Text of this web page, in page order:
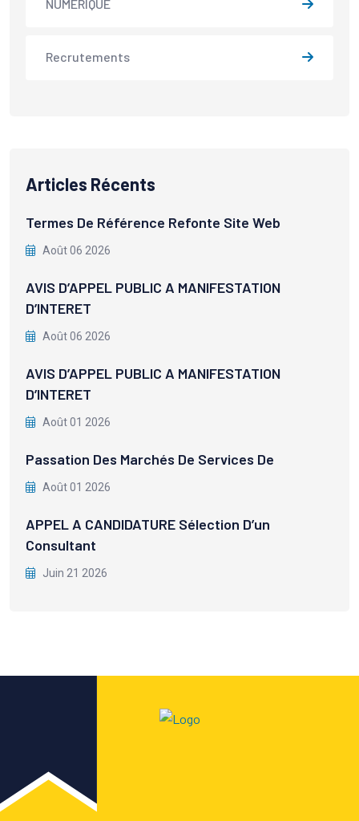
NUMÉRIQUE
Recrutements
Articles Récents
Termes De Référence Refonte Site Web
Août 06 2026
AVIS D’APPEL PUBLIC A MANIFESTATION
D’INTERET
Août 06 2026
AVIS D’APPEL PUBLIC A MANIFESTATION
D’INTERET
Août 01 2026
Passation Des Marchés De Services De
Août 01 2026
APPEL A CANDIDATURE Sélection D’un
Consultant
Juin 21 2026